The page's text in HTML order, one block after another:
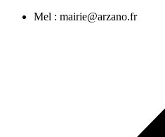
Mel : mairie@arzano.fr